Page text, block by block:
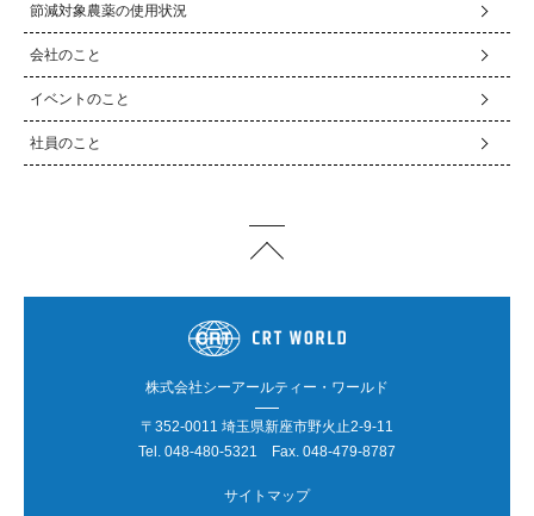
節減対象農薬の使用状況
会社のこと
イベントのこと
社員のこと
株式会社シーアールティー・ワールド
〒352-0011 埼玉県新座市野火止2-9-11
Tel. 048-480-5321 Fax. 048-479-8787
サイトマップ